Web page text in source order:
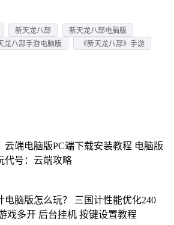
新天龙八部
新天龙八部电脑版
龙八部手游电脑版 《新天龙八部》手游
云端电脑版PC端下载安装教程 电脑版
代号：云端攻略
电脑版怎么玩？ 三国计性能优化240
戏多开 后台挂机 按键设置教程